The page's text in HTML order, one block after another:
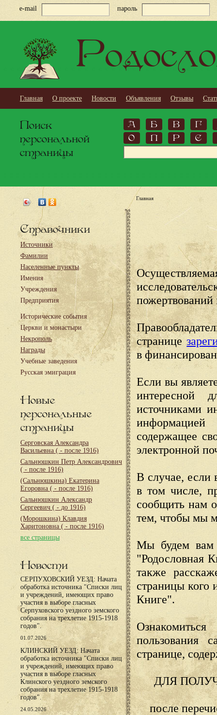
e-mail пароль
Главная О проекте Новости Объявления Отзывы
Поиск
персональной
страницы
А Б В
Г
О
П Р С
Справочники
Источники
Фамилии
Населенные пункты
Имения
Учреждения
Предприятия
Исторические события
Церкви и монастыри
Некрополь
Награды
Учебные заведения
Русская эмиграция
Новые
персональные
страницы
Серговская Александра
Васильевна ( - после 1916)
Сальнюшкин Петр Александрович
( - после 1916)
(Сальнюшкина) Екатерина
Егоровна ( - после 1916)
Сальнюшкин Александр
Сергеевич ( - до 1916)
(Морошкина) Клавдия
Харитоновна ( - после 1916)
все страницы
Новости
СЕРПУХОВСКИЙ УЕЗД: Начата
обработка источника "Списки лиц
и учреждений, имеющих право
участия в выборе гласных
Серпуховского уездного земского
собрания на трехлетие 1915-1918
годов".
01.07.2026
КЛИНСКИЙ УЕЗД: Начата
обработка источника "Списки лиц
и учреждений, имеющих право
участия в выборе гласных
Клинского уездного земского
собрания на трехлетие 1915-1918
годов".
24.05.2026
Главная
пожертвований
странице
в
Если вы
интересной
источниками
содержащее
электронной
В случае, если
в том числе,
сообщить нам
тем, чтобы мы
Мы будем вам
"Родословная
также
страницы кого
Книге".
пользования
странице,
ДЛЯ
после